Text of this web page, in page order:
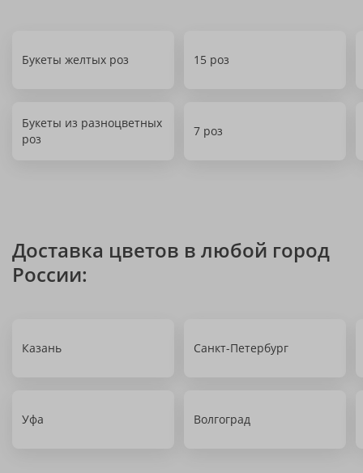
Букеты желтых роз 15 роз
Букеты из разноцветных
роз
7 роз
Доставка цветов в любой город
России:
Казань Санкт-Петербург
Уфа Волгоград